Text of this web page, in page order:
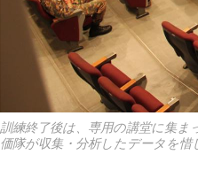
訓練終了後は、専用の講堂に集
価隊が収集・分析したデータを